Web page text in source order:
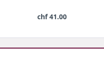
chf 41.00